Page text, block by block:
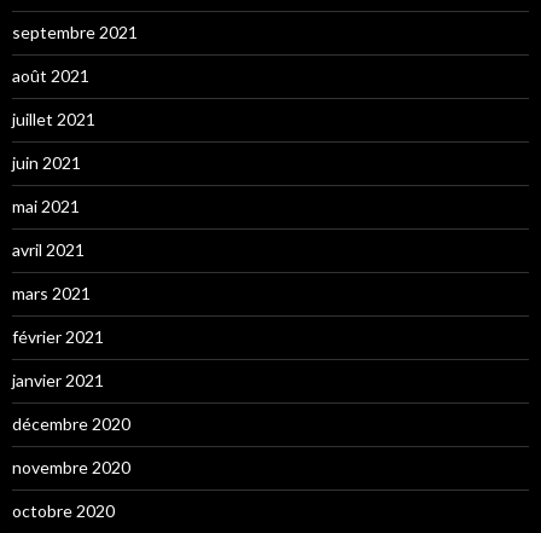
septembre 2021
août 2021
juillet 2021
juin 2021
mai 2021
avril 2021
mars 2021
février 2021
janvier 2021
décembre 2020
novembre 2020
octobre 2020